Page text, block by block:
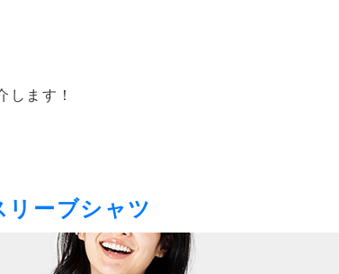
します！
リーブシャツ